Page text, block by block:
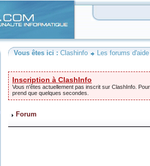
Vous êtes ici : Clashinfo Les forums d'aide
Inscription à ClashInfo
Vous n'êtes actuellement pas inscrit sur ClashInfo.
prend que quelques secondes.
Forum